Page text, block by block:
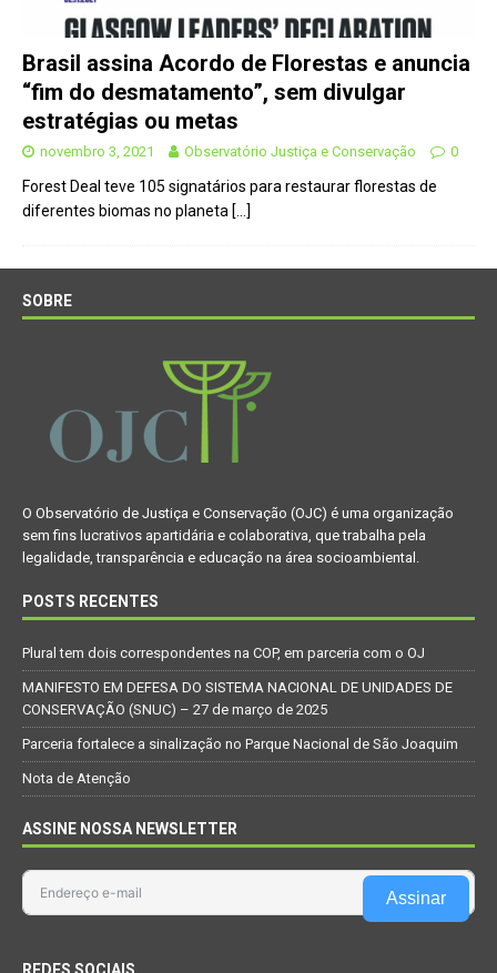
Brasil assina Acordo de Florestas e anuncia
“fim do desmatamento”, sem divulgar
estratégias ou metas
novembro 3, 2021 Observatório Justiça e Conservação 0
Forest Deal teve 105 signatários para restaurar florestas de
diferentes biomas no planeta […]
SOBRE
O Observatório de Justiça e Conservação (OJC) é uma organização
sem fins lucrativos apartidária e colaborativa, que trabalha pela
legalidade, transparência e educação na área socioambiental.
POSTS RECENTES
Plural tem dois correspondentes na COP, em parceria com o OJ
MANIFESTO EM DEFESA DO SISTEMA NACIONAL DE UNIDADES DE
CONSERVAÇÃO (SNUC) – 27 de março de 2025
Parceria fortalece a sinalização no Parque Nacional de São Joaquim
Nota de Atenção
ASSINE NOSSA NEWSLETTER
Assinar